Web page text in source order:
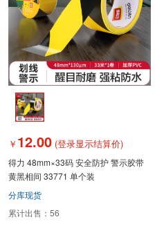
￥ 12.00 (登录显示结算价)
得力 48mm×33码 安全防护 警示胶带
黄黑相间 33771 单个装
分库现货
累计出售： 56